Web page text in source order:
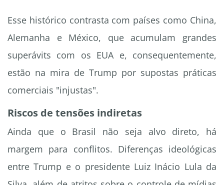
Esse histórico contrasta com países como China,
Alemanha e México, que acumulam grandes
superávits com os EUA e, consequentemente,
estão na mira de Trump por supostas práticas
comerciais "injustas".
Riscos de tensões indiretas
Ainda que o Brasil não seja alvo direto, há
margem para conflitos. Diferenças ideológicas
entre Trump e o presidente Luiz Inácio Lula da